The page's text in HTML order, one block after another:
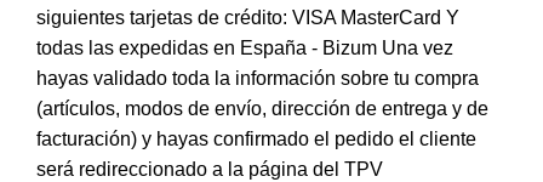
siguientes tarjetas de crédito: VISA MasterCard Y
todas las expedidas en España - Bizum Una vez
hayas validado toda la información sobre tu compra
(artículos, modos de envío, dirección de entrega y de
facturación) y hayas confirmado el pedido el cliente
será redireccionado a la página del TPV